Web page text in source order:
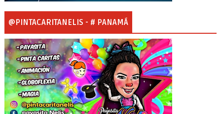
@PINTACARITANELIS - # PANAMÁ